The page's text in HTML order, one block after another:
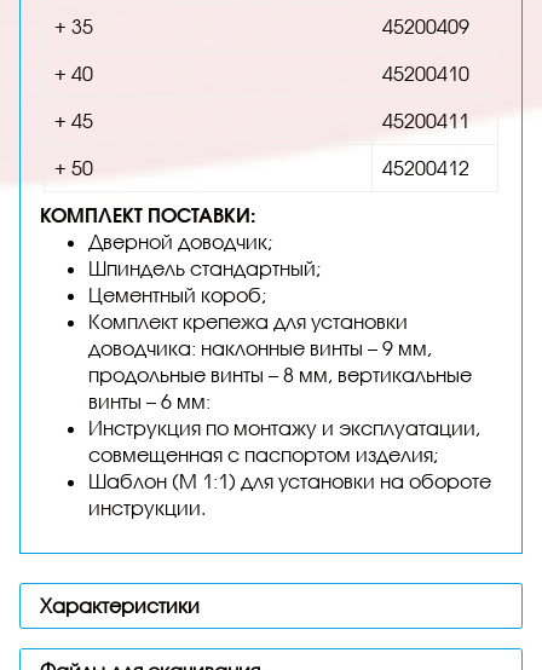
+ 35 45200409
+ 40 45200410
+ 45 45200411
+ 50 45200412
КОМПЛЕКТ ПОСТАВКИ:
Дверной доводчик;
Шпиндель стандартный;
Цементный короб;
Комплект крепежа для установки
доводчика: наклонные винты – 9 мм,
продольные винты – 8 мм, вертикальные
винты – 6 мм:
Инструкция по монтажу и эксплуатации,
совмещенная с паспортом изделия;
Шаблон (М 1:1) для установки на обороте
инструкции.
Характеристики